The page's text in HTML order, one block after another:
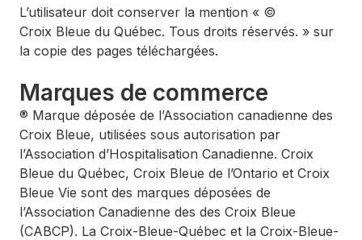
L’utilisateur doit conserver la mention « ©
Croix Bleue du Québec. Tous droits réservés. » sur
la copie des pages téléchargées.
Marques de commerce
® Marque déposée de l’Association canadienne des
Croix Bleue, utilisées sous autorisation par
l’Association d’Hospitalisation Canadienne. Croix
Bleue du Québec, Croix Bleue de l’Ontario et Croix
Bleue Vie sont des marques déposées de
l’Association Canadienne des des Croix Bleue
(CABCP). La Croix-Bleue-Québec et la Croix-Bleue-